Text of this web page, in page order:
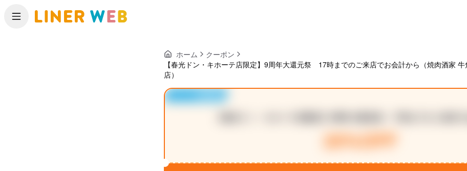
メニュー
ホーム
クーポン
【春光ドン・キホーテ店限定】9周年大還元祭 17時までのご来店でお会計から（焼肉酒家
店）
20%OFF